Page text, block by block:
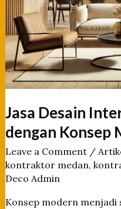
Jasa Desain
dengan Konsep
Leave a Comment /
kontraktor medan,
Deco Admin
Konsep modern menjadi